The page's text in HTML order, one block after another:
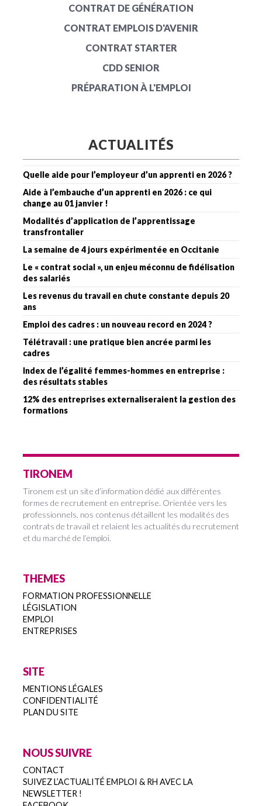
CONTRAT DE GÉNÉRATION
CONTRAT EMPLOIS D'AVENIR
CONTRAT STARTER
CDD SENIOR
PRÉPARATION À L'EMPLOI
ACTUALITÉS
Quelle aide pour l’employeur d’un apprenti en 2026 ?
Aide à l’embauche d’un apprenti en 2026 : ce qui
change au 01 janvier !
Modalités d’application de l’apprentissage
transfrontalier
La semaine de 4 jours expérimentée en Occitanie
Le « contrat social », un enjeu méconnu de fidélisation
des salariés
Les revenus du travail en chute constante depuis 20
ans
Emploi des cadres : un nouveau record en 2024 ?
Télétravail : une pratique bien ancrée parmi les
cadres
Index de l’égalité femmes-hommes en entreprise :
des résultats stables
12% des entreprises externaliseraient la gestion des
formations
TIRONEM
Tironem est un site d’information dédié aux différentes
formes de recrutement en entreprise. Orientée vers les
professionnels, nos contenus détaillent les modalités des
contrats de travail et relaient les actualités du recrutement
et du marché de l’emploi.
THEMES
FORMATION PROFESSIONNELLE
LÉGISLATION
EMPLOI
ENTREPRISES
SITE
MENTIONS LÉGALES
CONFIDENTIALITÉ
PLAN DU SITE
NOUS SUIVRE
CONTACT
SUIVEZ L’ACTUALITÉ EMPLOI & RH AVEC LA
NEWSLETTER !